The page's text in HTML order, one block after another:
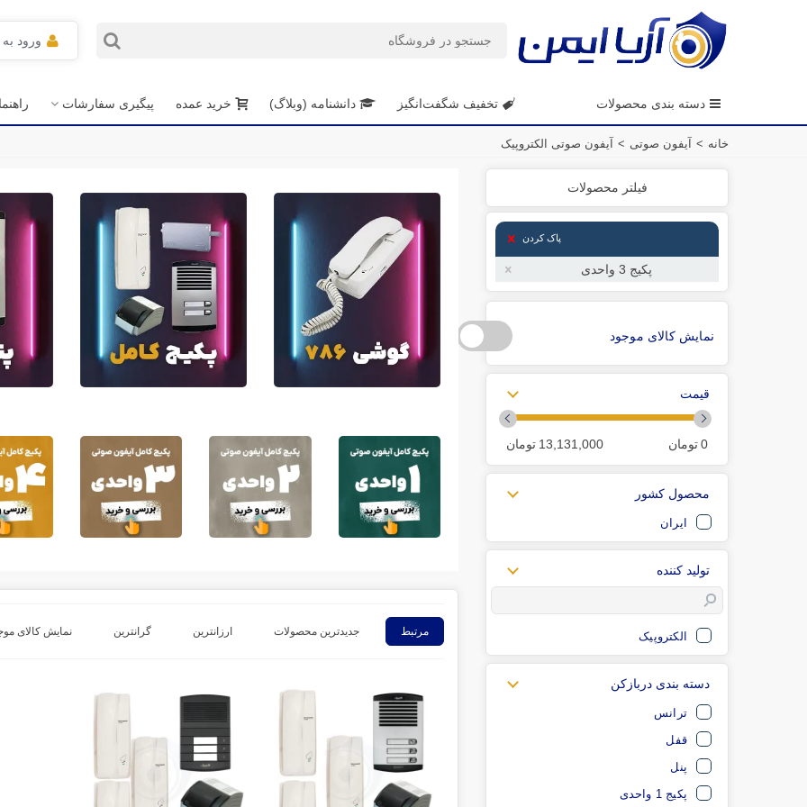
ورود
دسته بندی محصولات تخفیف شگفت‌انگیز دانشنامه (وبلاگ) خرید عمده پیگیری سفارشات
خانه > آیفون صوتی > آیفون صوتی الکتروپیک
فیلتر محصولات
پاک کردن
پکیج 3 واحدی
نمایش کالای موجود
قیمت
0تومان 13,131,000 تومان
محصول کشور
ایران
تولید کننده
الکتروپیک
دسته بندی دربازکن
ترانس
قفل
پنل
پکیج 1 واحدی
مرتبط جدیدترین محصولات ارزانترین گرانترین نمایش کالای